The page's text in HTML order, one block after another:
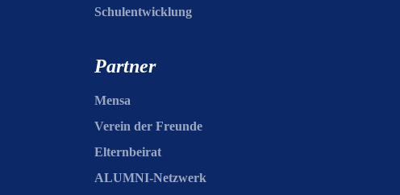
Schulentwicklung
Partner
Mensa
Verein der Freunde
Elternbeirat
ALUMNI-Netzwerk